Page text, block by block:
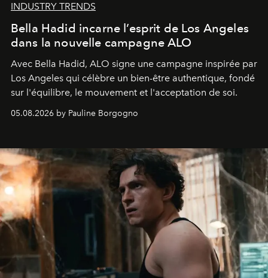
INDUSTRY TRENDS
Bella Hadid incarne l’esprit de Los Angeles
dans la nouvelle campagne ALO
Avec Bella Hadid, ALO signe une campagne inspirée par
Los Angeles qui célèbre un bien-être authentique, fondé
sur l'équilibre, le mouvement et l'acceptation de soi.
05.08.2026 by Pauline Borgogno